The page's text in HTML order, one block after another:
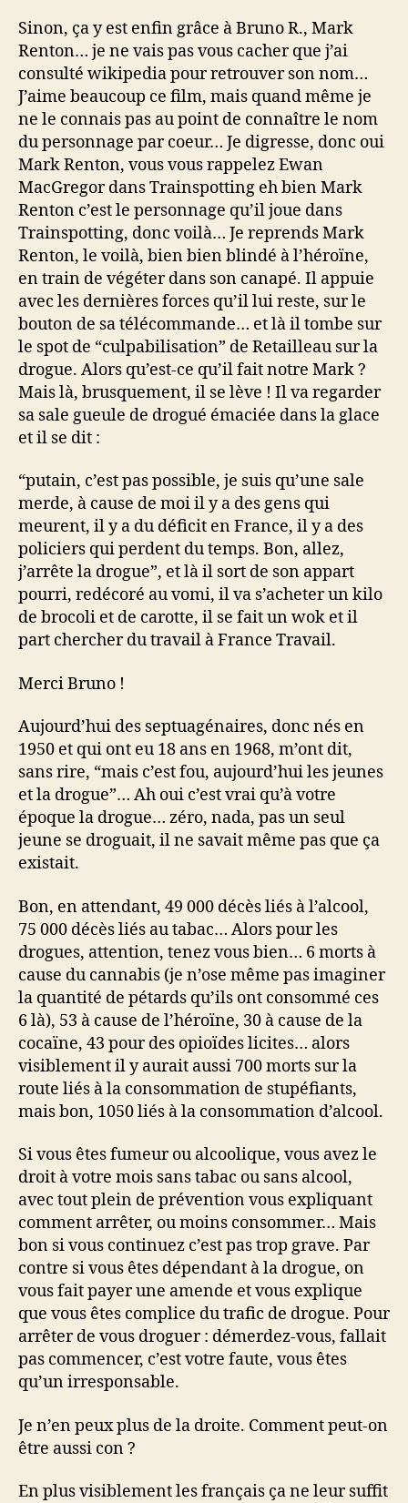
Sinon, ça y est enfin grâce à Bruno R., Mark
Renton… je ne vais pas vous cacher que j’ai
consulté wikipedia pour retrouver son nom…
J’aime beaucoup ce film, mais quand même je
ne le connais pas au point de connaître le nom
du personnage par coeur… Je digresse, donc oui
Mark Renton, vous vous rappelez Ewan
MacGregor dans Trainspotting eh bien Mark
Renton c’est le personnage qu’il joue dans
Trainspotting, donc voilà… Je reprends Mark
Renton, le voilà, bien bien blindé à l’héroïne,
en train de végéter dans son canapé. Il appuie
avec les dernières forces qu’il lui reste, sur le
bouton de sa télécommande… et là il tombe sur
le spot de “culpabilisation” de Retailleau sur la
drogue. Alors qu’est-ce qu’il fait notre Mark ?
Mais là, brusquement, il se lève ! Il va regarder
sa sale gueule de drogué émaciée dans la glace
et il se dit :
“putain, c’est pas possible, je suis qu’une sale
merde, à cause de moi il y a des gens qui
meurent, il y a du déficit en France, il y a des
policiers qui perdent du temps. Bon, allez,
j’arrête la drogue”, et là il sort de son appart
pourri, redécoré au vomi, il va s’acheter un kilo
de brocoli et de carotte, il se fait un wok et il
part chercher du travail à France Travail.
Merci Bruno !
Aujourd’hui des septuagénaires, donc nés en
1950 et qui ont eu 18 ans en 1968, m’ont dit,
sans rire, “mais c’est fou, aujourd’hui les jeunes
et la drogue”… Ah oui c’est vrai qu’à votre
époque la drogue… zéro, nada, pas un seul
jeune se droguait, il ne savait même pas que ça
existait.
Bon, en attendant, 49 000 décès liés à l’alcool,
75 000 décès liés au tabac… Alors pour les
drogues, attention, tenez vous bien… 6 morts à
cause du cannabis (je n’ose même pas imaginer
la quantité de pétards qu’ils ont consommé ces
6 là), 53 à cause de l’héroïne, 30 à cause de la
cocaïne, 43 pour des opioïdes licites… alors
visiblement il y aurait aussi 700 morts sur la
route liés à la consommation de stupéfiants,
mais bon, 1050 liés à la consommation d’alcool.
Si vous êtes fumeur ou alcoolique, vous avez le
droit à votre mois sans tabac ou sans alcool,
avec tout plein de prévention vous expliquant
comment arrêter, ou moins consommer… Mais
bon si vous continuez c’est pas trop grave. Par
contre si vous êtes dépendant à la drogue, on
vous fait payer une amende et vous explique
que vous êtes complice du trafic de drogue. Pour
arrêter de vous droguer : démerdez-vous, fallait
pas commencer, c’est votre faute, vous êtes
qu’un irresponsable.
Je n’en peux plus de la droite. Comment peut-on
être aussi con ?
En plus visiblement les français ça ne leur suffit